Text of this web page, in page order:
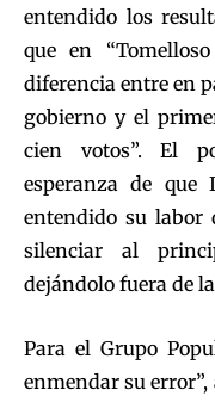
entendido los
que en
diferencia entre en
gobierno y el
cien votos”. El
esperanza de que
entendido su labor
silenciar al
dejándolo fuera de
Para el Grupo
enmendar su